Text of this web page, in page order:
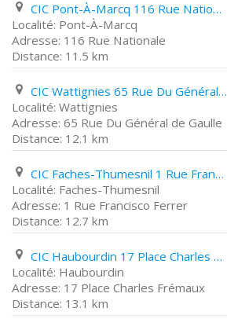
CIC Pont-À-Marcq 116 Rue Nationale
Pont-À-Marcq
116 Rue Nationale
11.5 km
CIC Wattignies 65 Rue Du Général de Gaulle
Wattignies
65 Rue Du Général de Gaulle
12.1 km
CIC Faches-Thumesnil 1 Rue Francisco Ferrer
Faches-Thumesnil
1 Rue Francisco Ferrer
12.7 km
CIC Haubourdin 17 Place Charles Frémaux
Haubourdin
17 Place Charles Frémaux
13.1 km